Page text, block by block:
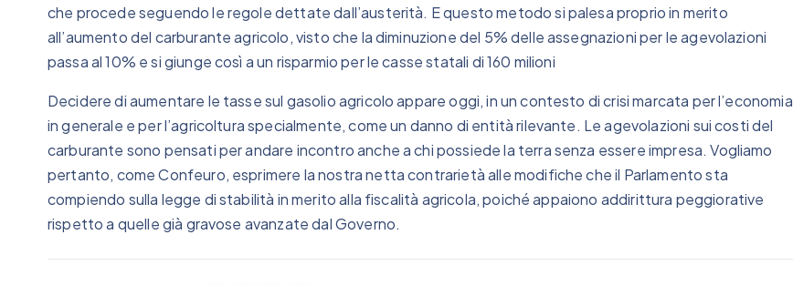
che procede seguendo le regole dettate dall’austerità. E questo metodo si palesa proprio in merito
all’aumento del carburante agricolo, visto che la diminuzione del 5% delle assegnazioni per le agevolazioni
passa al 10% e si giunge così a un risparmio per le casse statali di 160 milioni
Decidere di aumentare le tasse sul gasolio agricolo appare oggi, in un contesto di crisi marcata per l’economia
in generale e per l’agricoltura specialmente, come un danno di entità rilevante. Le agevolazioni sui costi del
carburante sono pensati per andare incontro anche a chi possiede la terra senza essere impresa. Vogliamo
pertanto, come Confeuro, esprimere la nostra netta contrarietà alle modifiche che il Parlamento sta
compiendo sulla legge di stabilità in merito alla fiscalità agricola, poiché appaiono addirittura peggiorative
rispetto a quelle già gravose avanzate dal Governo.